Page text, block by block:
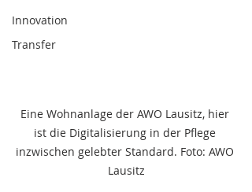
Innovation
Transfer
Eine Wohnanlage der AWO Lausitz, hier
ist die Digitalisierung in der Pflege
inzwischen gelebter Standard. Foto: AWO
Lausitz